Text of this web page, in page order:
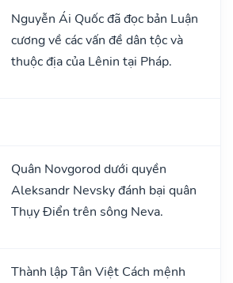
Nguyễn Ái Quốc đã đọc bản Luận
cương về các vấn đề dân tộc và
thuộc địa của Lênin tại Pháp.
Quân Novgorod dưới quyền
Aleksandr Nevsky đánh bại quân
Thụy Điển trên sông Neva.
Thành lập Tân Việt Cách mệnh